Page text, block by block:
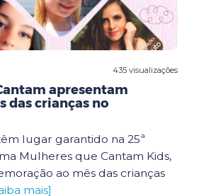
435 visualizações
apresentam
das crianças no
lugar garantido na 25ª
Mulheres que Cantam Kids,
ao mês das crianças
mais]